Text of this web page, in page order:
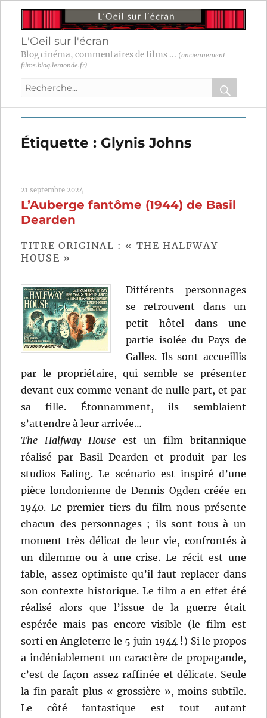
L'Oeil sur l'écran
Blog cinéma, commentaires de films ... (anciennement
films.blog.lemonde.fr)
Recherche
:
OK
Étiquette : Glynis Johns
21 septembre 2024
L’Auberge fantôme (1944) de Basil
Dearden
TITRE ORIGINAL : « THE HALFWAY
HOUSE »
Différents personnages
se retrouvent dans un
petit hôtel dans une
partie isolée du Pays de
Galles. Ils sont accueillis
par le propriétaire, qui semble se présenter
devant eux comme venant de nulle part, et par
sa fille. Étonnamment, ils semblaient
s’attendre à leur arrivée…
The Halfway Houseest un film britannique
réalisé par Basil Dearden et produit par les
studios Ealing. Le scénario est inspiré d’une
pièce londonienne de Dennis Ogden créée en
1940. Le premier tiers du film nous présente
chacun des personnages ; ils sont tous à un
moment très délicat de leur vie, confrontés à
un dilemme ou à une crise. Le récit est une
fable, assez optimiste qu’il faut replacer dans
son contexte historique. Le film a en effet été
réalisé alors que l’issue de la guerre était
espérée mais pas encore visible (le film est
sorti en Angleterre le 5 juin 1944 !) Si le propos
a indéniablement un caractère de propagande,
c’est de façon assez raffinée et délicate. Seule
la fin paraît plus « grossière », moins subtile.
Le côté fantastique est tout autant